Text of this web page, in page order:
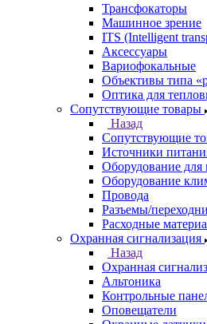
Трансфокаторы
Машинное зрение
ITS (Intelligent
Аксессуары
Вариофокальные
Объективы типа
Оптика для
Сопутствующие товары
Назад
Сопутствующие
Источники
Оборудование для
Оборудование
Провода
Разъемы/
Расходные
Охранная сигнализация
Назад
Охранная
Альтоника
Контрольные
Оповещатели